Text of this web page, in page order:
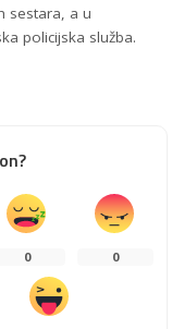
sestara, a u
policijska služba.
0 0